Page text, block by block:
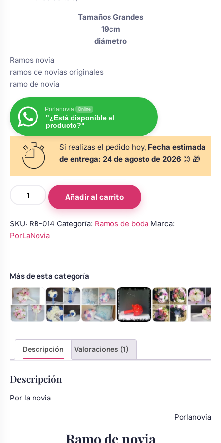
porta alianzas
de boda
y pala tarta
damas de honor
bebé boda
personalizadas
Rasca y Gana para Comunión:
Sorpresas y Diversión
Detalles de comunión para invitados
Ver todo
Bolsos personalizados
Otros regalos
Ver todo
Tamaños Grandes
19cm
diámetro
Ramos novia
ramos de novias originales
ramo de novia
Porlanovia Online
"¿Está disponible el
producto?"
Si realizas el pedido hoy, Fecha estimada
de entrega: 24 de agosto de 2026 😊 🎁
de
rosas
marfil
con
follaje
verde
cantidad
Añadir al carrito
SKU: RB-014 Categoría: Ramos de boda Marca:
PorLaNovia
Más de esta categoría
Descripción Valoraciones (1)
Descripción
Por la novia
Porlanovia
Ramo de novia